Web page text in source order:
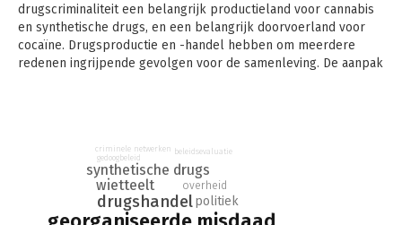
drugscriminaliteit een belangrijk productieland voor cannabis
en synthetische drugs, en een belangrijk doorvoerland voor
cocaïne. Drugsproductie en -handel hebben om meerdere
redenen ingrijpende gevolgen voor de samenleving. De aanpak
De studie brengt in kaart welke beleidskeuzes er op landelijk
niveau op dit terrein zijn gemaakt, hoe de uitvoering en inhoud
van de aanpak eruitzagen, en wat er op basis van bestaand
onderzoek bekend is over de effectiviteit van de aanpak.
drugshandel
wietteelt
synthetische drugs
politiek
overheid
gedoogbeleid
criminele netwerken beleidsevaluatie